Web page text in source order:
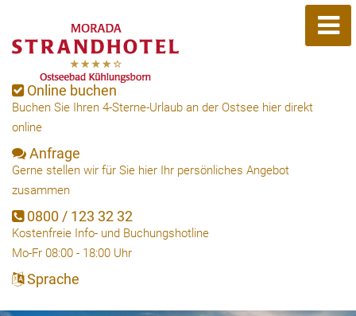
Online buchen
Buchen Sie Ihren 4-Sterne-Urlaub an der Ostsee hier direkt
online
Anfrage
Gerne stellen wir für Sie hier Ihr persönliches Angebot
zusammen
0800 / 123 32 32
Kostenfreie Info- und Buchungshotline
Mo-Fr 08:00 - 18:00 Uhr
Sprache